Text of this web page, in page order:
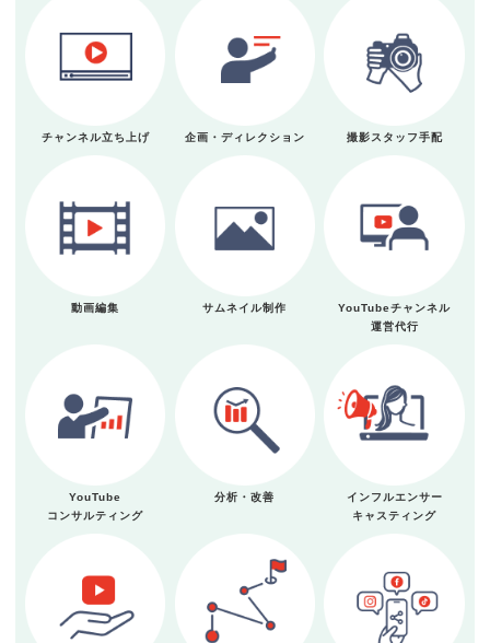
チャンネル立ち上げ 企画・ディレクション 撮影スタッフ手配
動画編集 サムネイル制作
YouTubeチャンネル
運営代行
YouTube
コンサルティング
分析・改善
インフルエンサー
キャスティング